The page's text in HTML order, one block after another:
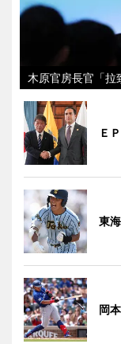
木原官房長官「拉
Ｅ
東
岡